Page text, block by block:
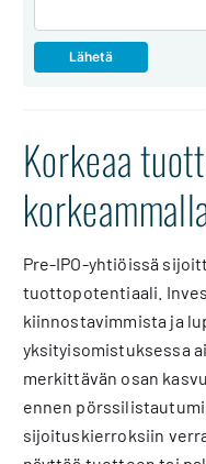
Korkeaa
Pre-IPO-yhtiöissä
tuottopotentiaali.
kiinnostavimmista ja
yksityisomistuksessa
merkittävän osan
ennen
sijoituskierroksiin